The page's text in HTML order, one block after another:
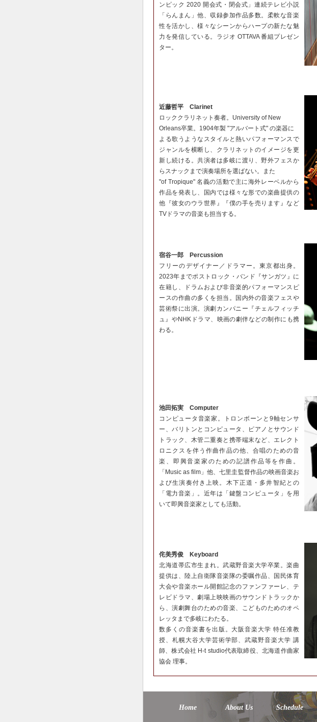
ンピック 2020 開会式・閉会式」連続テレビ小説
「らんまん」他、収録参加作品多数。柔軟な音楽
性を活かし、様々なシーンからハープの新たな魅
力を発信している。ラジオ OTTAVA 番組プレゼン
ター。
近藤哲平 Clarinet
ロッククラリネット奏者。University of New
Orleans卒業。1904年製 "アルバート式" の楽器に
よる歌うようなスタイルと熱いパフォーマンスで
ジャンルを横断し、クラリネットのイメージを更
新し続ける。共演者は多岐に渡り、野外フェスか
らスナックまで演奏場所を選ばない。また
"of Tropique" 名義の活動で主に海外レーベルから
作品を発表し、国内では様々な形での楽曲提供の
他『彼女のウラ世界』『僕の手を売ります』など
TVドラマの音楽も担当する。
宿谷一郎 Percussion
フリーのデザイナー／ドラマー。東京都出身。
2023年までポストロック・バンド『サンガツ』に
在籍し、ドラムおよび非音楽的パフォーマンスピ
ースの作曲の多くを担当。国内外の音楽フェスや
芸術祭に出演。演劇カンパニー『チェルフィッチ
ュ』やNHKドラマ、映画の劇伴などの制作にも携
わる。
池田拓実 Computer
コンピュータ音楽家。トロンボーンと9軸センサ
ー、バリトンとコンピュータ、ピアノとサウンド
トラック、木管二重奏と携帯端末など、エレクト
ロニクスを伴う作曲作品の他、合唱のための音
楽、即興音楽家のための記譜作品等を作曲。
「Music as film」他、七里圭監督作品の映画音楽お
よび生演奏付き上映。木下正道・多井智紀との
「電力音楽」。近年は「鍵盤コンピュータ」を用
いて即興音楽家としても活動。
侘美秀俊 Keyboard
北海道帯広市生まれ。武蔵野音楽大学卒業。楽曲
提供は、陸上自衛隊音楽隊の委嘱作品、国民体育
大会や音楽ホール開館記念のファンファーレ、テ
レビドラマ、劇場上映映画のサウンドトラックか
ら、演劇舞台のための音楽、こどものためのオペ
レッタまで多岐にわたる。
数多くの音楽書を出版。大阪音楽大学 特任准教
授、札幌大谷大学芸術学部、武蔵野音楽大学 講
師、株式会社 H-t studio代表取締役、北海道作曲家
協会 理事。
Home About Us Schedule